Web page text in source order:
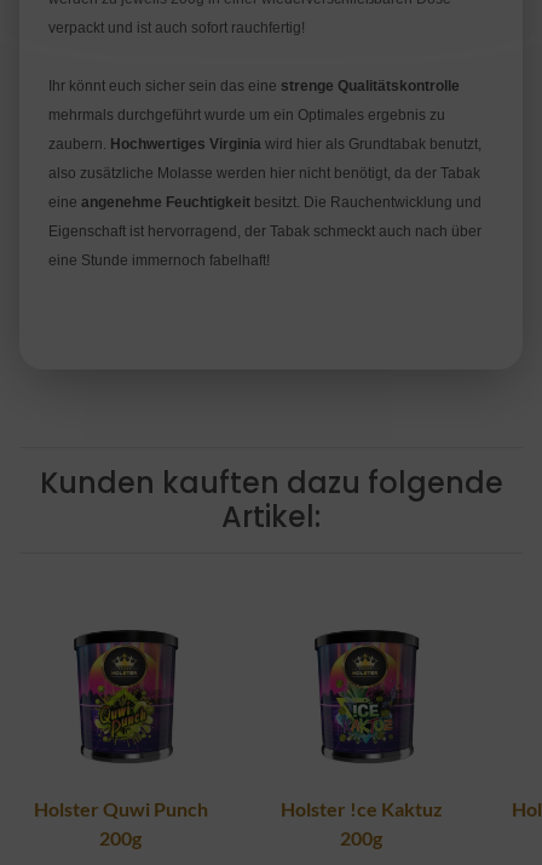
verpackt und ist auch sofort rauchfertig!
Ihr könnt euch sicher sein das eine strenge Qualitätskontrolle
mehrmals durchgeführt wurde um ein Optimales ergebnis zu
zaubern. Hochwertiges Virginia wird hier als Grundtabak benutzt,
also zusätzliche Molasse werden hier nicht benötigt, da der Tabak
eine angenehme Feuchtigkeit besitzt. Die Rauchentwicklung und
Eigenschaft ist hervorragend, der Tabak schmeckt auch nach über
eine Stunde immernoch fabelhaft!
Kunden kauften dazu folgende
Artikel:
Holster Quwi Punch
200g
Holster !ce Kaktuz
200g